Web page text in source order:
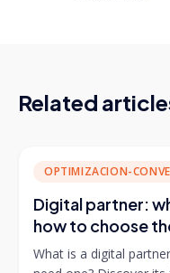
Related
Digital partner:
how to choose
What is a digital